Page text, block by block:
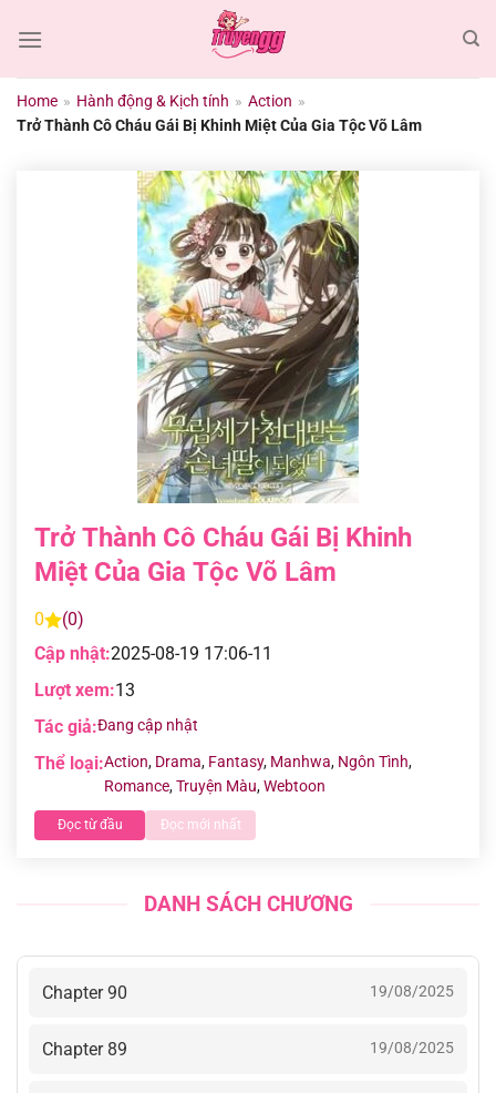
đến
dungHome » Hành động & Kịch tính » Action »
Trở Thành Cô Cháu Gái Bị Khinh Miệt Của Gia Tộc Võ Lâm
Trở Thành Cô Cháu Gái Bị Khinh
Miệt Của Gia Tộc Võ Lâm
0
(0)
Cập nhật:2025-08-19 17:06-11
Lượt xem:13
Tác giả:Đang cập nhật
Thể loại:Action, Drama, Fantasy, Manhwa, Ngôn Tình,
Romance,Truyện Màu,Webtoon
Đọc từ đầu Đọc mới nhất
DANH SÁCH CHƯƠNG
Chapter 90 19/08/2025
Chapter 89 19/08/2025